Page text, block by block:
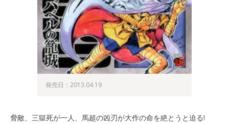
発売日：2013.04.19
脅敵、三獄死が一人、馬超の凶刃が大作の命を絶とうと迫る!